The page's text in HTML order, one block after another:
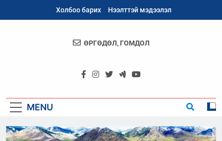
Холбоо барих Нээлттэй мэдээлэл
Архангай
ӨРГӨДӨЛ, ГОМДОЛ
MENU